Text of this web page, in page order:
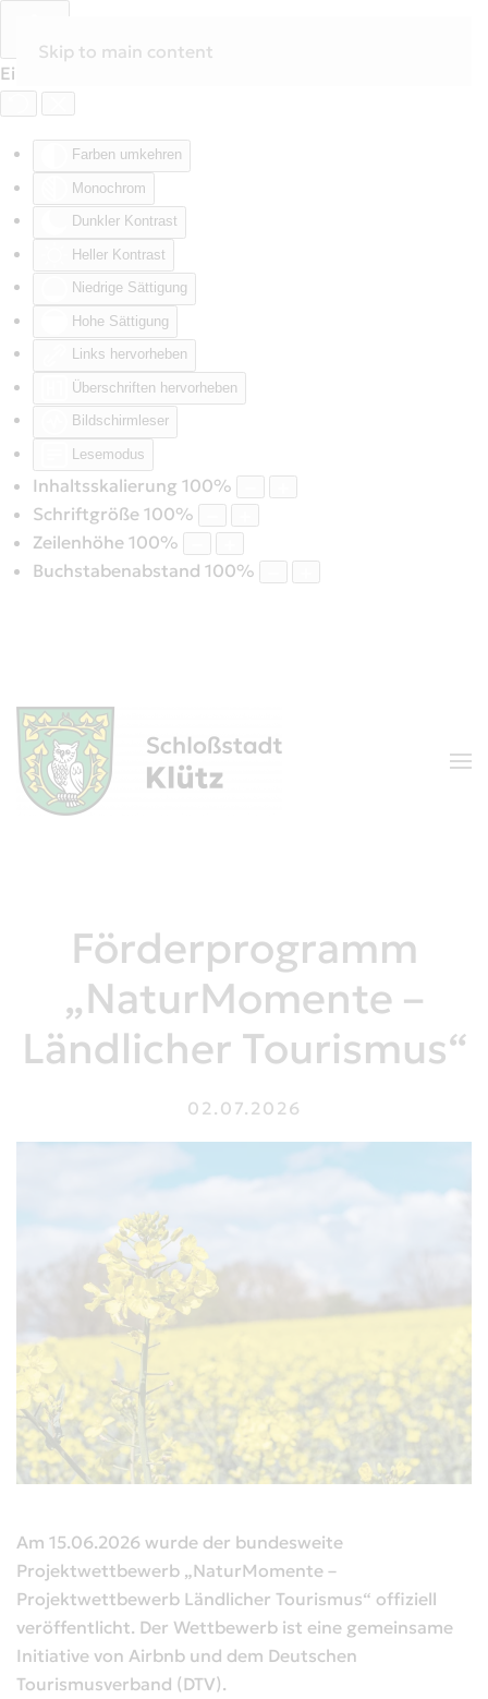
Eingabehilfen öffnen
Farben umkehren
Monochrom
Dunkler Kontrast
Heller Kontrast
Niedrige Sättigung
Hohe Sättigung
Links hervorheben
Überschriften hervorheben
Bildschirmleser
Lesemodus
Inhaltsskalierung 100%
Schriftgröße 100%
Zeilenhöhe 100%
Buchstabenabstand 100%
Skip to main content
Förderprogramm
„NaturMomente –
Ländlicher Tourismus“
02.07.2026
Am 15.06.2026 wurde der bundesweite
Projektwettbewerb „NaturMomente –
Projektwettbewerb Ländlicher Tourismus“ offiziell
veröffentlicht. Der Wettbewerb ist eine gemeinsame
Initiative von Airbnb und dem Deutschen
Tourismusverband (DTV).